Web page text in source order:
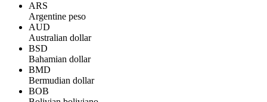
ARS
Argentine peso
AUD
Australian dollar
BSD
Bahamian dollar
BMD
Bermudian dollar
BOB